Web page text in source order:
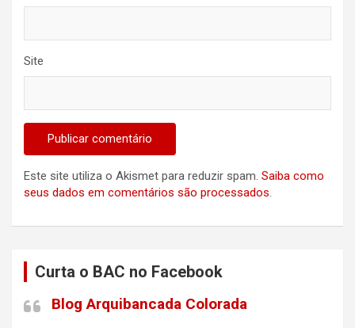
Site
Este site utiliza o Akismet para reduzir spam. Saiba como
seus dados em comentários são processados.
Curta o BAC no Facebook
Blog Arquibancada Colorada